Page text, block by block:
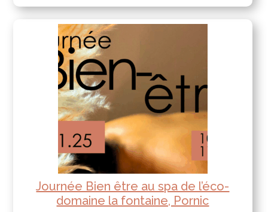
Journée Bien être au spa de l’éco-
domaine la fontaine, Pornic